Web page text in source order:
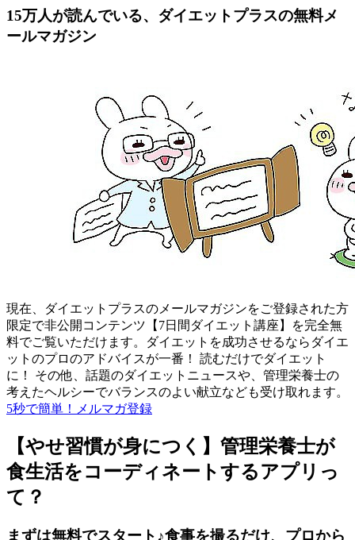
15万人が読んでいる、ダイエットプラスの無料メ
ールマガジン
現在、ダイエットプラスのメールマガジンをご登録された方
限定で非公開コンテンツ【7日間ダイエット講座】を完全無
料でご覧いただけます。ダイエットを成功させるならダイエ
ットのプロのアドバイスが一番！ 読むだけでダイエット
に！ その他、話題のダイエットニュースや、管理栄養士の
考えたヘルシーでバランスのよい献立なども受け取れます。
5秒で簡単！メルマガ登録
【やせ習慣が身につく】管理栄養士が
食生活をコーディネートするアプリっ
て？
まずは無料でスタート♪食事を撮るだけ、プロから